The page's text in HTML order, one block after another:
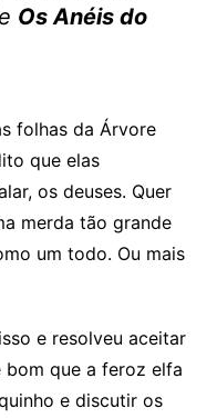
Os Anéis do
folhas da Árvore
que elas
os deuses. Quer
merda tão grande
um todo. Ou mais
e resolveu aceitar
bom que a feroz elfa
e discutir os